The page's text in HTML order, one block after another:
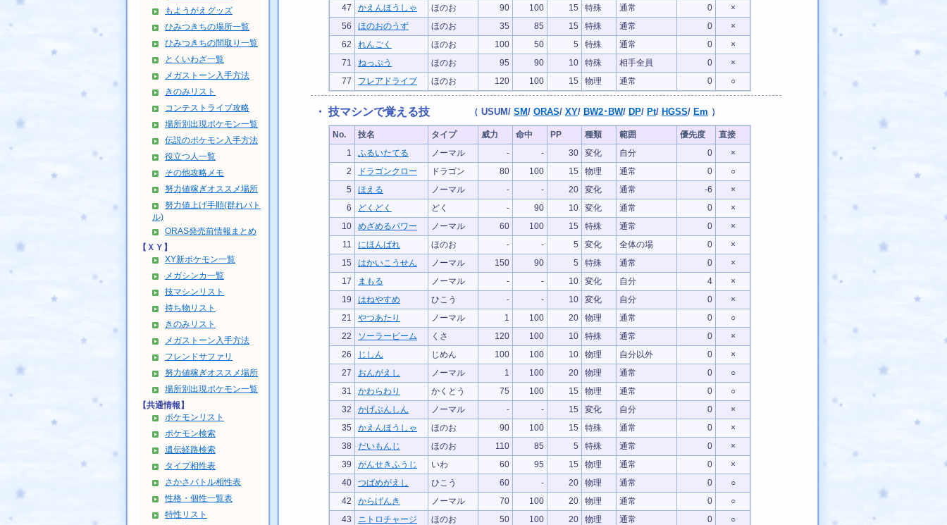
もようがえグッズ
ひみつきちの場所一覧
ひみつきちの間取り一覧
とくいわざ一覧
メガストーン入手方法
きのみリスト
コンテストライブ攻略
場所別出現ポケモン一覧
伝説のポケモン入手方法
役立つ人一覧
その他攻略メモ
努力値稼ぎオススメ場所
努力値上げ手順(群れバト
ル)
ORAS発売前情報まとめ
【ＸＹ】
XY新ポケモン一覧
メガシンカ一覧
技マシンリスト
持ち物リスト
きのみリスト
メガストーン入手方法
フレンドサファリ
努力値稼ぎオススメ場所
場所別出現ポケモン一覧
【共通情報】
ポケモンリスト
ポケモン検索
遺伝経路検索
タイプ相性表
さかさバトル相性表
性格・個性一覧表
特性リスト
47
かえんほうしゃ ほのお 90 100 15 特殊 通常 0
×
56
ほのおのうず ほのお 35 85 15 特殊 通常 0
×
62
れんごく ほのお 100 50 5 特殊 通常 0
×
71
ねっぷう ほのお 95 90 10 特殊 相手全員 0
×
77
フレアドライブ ほのお 120 100 15 物理 通常 0 ○
・ 技マシンで覚える技 （ USUM/ SM/ ORAS/ XY/ BW2･BW/ DP/ Pt/ HGSS/ Em ）
No. 技名 タイプ 威力 命中 PP 種類 範囲 優先度
直接
1
ふるいたてる ノーマル - - 30 変化 自分 0
×
2
ドラゴンクロー ドラゴン 80 100 15 物理 通常 0
○
5
ほえる ノーマル - - 20 変化 通常 -6
×
6
どくどく どく - 90 10 変化 通常 0
×
10
めざめるパワー ノーマル 60 100 15 特殊 通常 0
×
11
にほんばれ ほのお - - 5 変化 全体の場 0
×
15
はかいこうせん ノーマル 150 90 5 特殊 通常 0
×
17
まもる ノーマル - - 10 変化 自分 4
×
19
はねやすめ ひこう - - 10 変化 自分 0
×
21
やつあたり ノーマル 1 100 20 物理 通常 0
○
22
ソーラービーム くさ 120 100 10 特殊 通常 0
×
26
じしん じめん 100 100 10 物理 自分以外 0
×
27
おんがえし ノーマル 1 100 20 物理 通常 0
○
31
かわらわり かくとう 75 100 15 物理 通常 0
○
32
かげぶんしん ノーマル - - 15 変化 自分 0
×
35
かえんほうしゃ ほのお 90 100 15 特殊 通常 0
×
38
だいもんじ ほのお 110 85 5 特殊 通常 0
×
39
がんせきふうじ いわ 60 95 15 物理 通常 0
×
40
つばめがえし ひこう 60 - 20 物理 通常 0
○
42
からげんき ノーマル 70 100 20 物理 通常 0
○
43
ニトロチャージ ほのお 50 100 20 物理 通常 0
○